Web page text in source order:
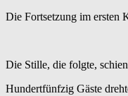
Die Fortsetzung im ersten
Die Stille, die folgte,
Hundertfünfzig Gäste